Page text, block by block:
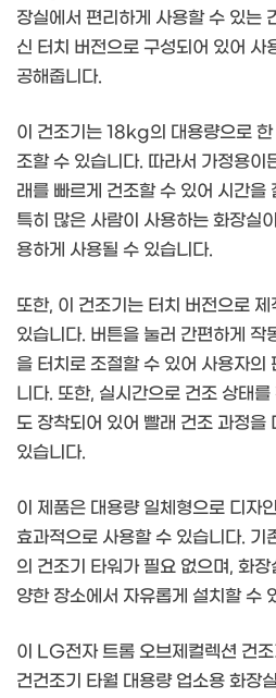
장실에서 편리하게 사용할 수 있는
신 터치 버전으로 구성되어 있어 사
공해줍니다.
이 건조기는 18kg의 대용량으로
조할 수 있습니다. 따라서 가정용이
래를 빠르게 건조할 수 있어 시간을
특히 많은 사람이 사용하는 화장실
용하게 사용될 수 있습니다.
또한, 이 건조기는 터치 버전으로
있습니다. 버튼을 눌러 간편하게 작
을 터치로 조절할 수 있어 사용자의
니다. 또한, 실시간으로 건조 상태를
도 장착되어 있어 빨래 건조 과정을
있습니다.
이 제품은 대용량 일체형으로 디자
효과적으로 사용할 수 있습니다. 기
의 건조기 타워가 필요 없으며, 화
양한 장소에서 자유롭게 설치할 수
이 LG전자 트롬 오브제컬렉션 건
건건조기 타월 대용량 업소용 화장